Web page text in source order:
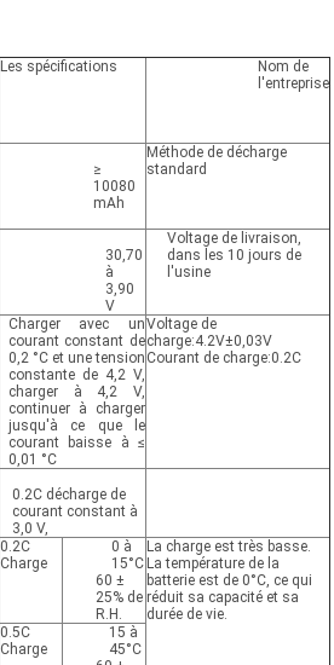
Les spécifications
Nom de
l'entreprise
≥
10080
mAh
Méthode de décharge
standard
30,70
à
3,90
V
Voltage de livraison,
dans les 10 jours de
l'usine
Charger avec un
courant constant de
0,2 °C et une tension
constante de 4,2 V,
charger à 4,2 V,
continuer à charger
jusqu'à ce que le
courant baisse à ≤
0,01 °C
Voltage de
charge:4.2V±0,03V
Courant de charge:0.2C
0.2C décharge de
courant constant à
3,0 V,
0.2C
Charge
0 à
15°C
60 ±
25% de
R.H.
La charge est très basse.
La température de la
batterie est de 0°C, ce qui
réduit sa capacité et sa
durée de vie.
0.5C
Charge
15 à
45°C